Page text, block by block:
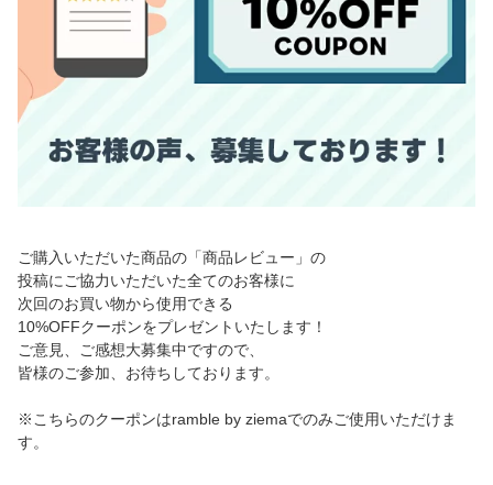
ご購入いただいた商品の「商品レビュー」の
投稿にご協力いただいた全てのお客様に
次回のお買い物から使用できる
10%OFFクーポンをプレゼントいたします！
ご意見、ご感想大募集中ですので、
皆様のご参加、お待ちしております。
※こちらのクーポンはramble by ziemaでのみご使用いただけま
す。